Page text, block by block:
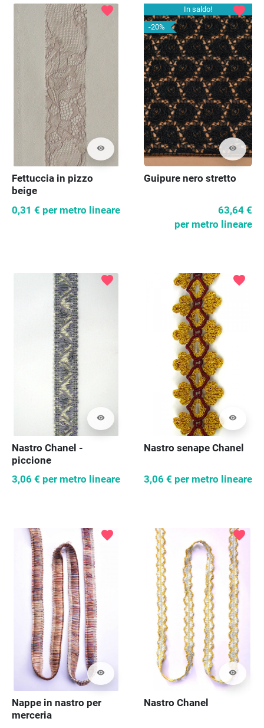
visibility
favorite
Fettuccia in pizzo
beige
0,31 € per metro lineare
In saldo!
-20%
visibility
favorite
Guipure nero stretto
63,64 €
per metro lineare
visibility
favorite
Nastro Chanel -
piccione
3,06 € per metro lineare
visibility
favorite
Nastro senape Chanel
3,06 € per metro lineare
visibility
favorite
Nappe in nastro per
merceria
visibility
favorite
Nastro Chanel